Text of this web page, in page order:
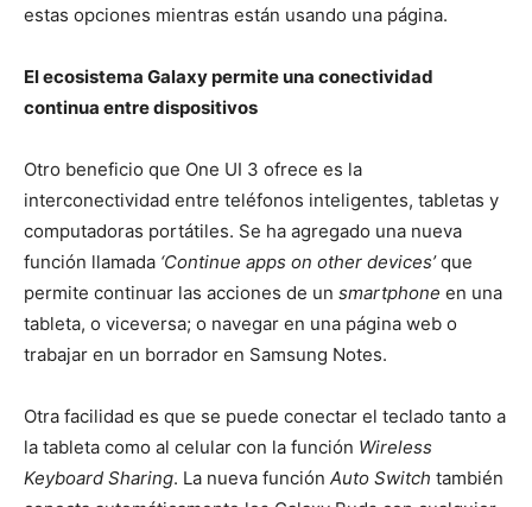
estas opciones mientras están usando una página.
El ecosistema Galaxy permite una conectividad
continua entre dispositivos
Otro beneficio que One UI 3 ofrece es la
interconectividad entre teléfonos inteligentes, tabletas y
computadoras portátiles. Se ha agregado una nueva
función llamada ‘Continue apps on other devices’que
permite continuar las acciones de un smartphone en una
tableta, o viceversa; o navegar en una página web o
trabajar en un borrador en Samsung Notes.
Otra facilidad es que se puede conectar el teclado tanto a
la tableta como al celular con la función Wireless
Keyboard Sharing. La nueva función Auto Switch también